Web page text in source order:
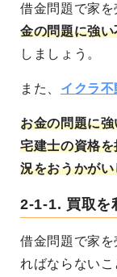
借金問題で家
金の問題に強
しましょう。
また、 イクラ不
お金の問題に
宅建士の資格
況をおうかが
2-1-1. 買取を
借金問題で家を
ればならないこ